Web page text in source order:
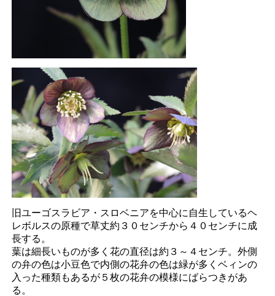
旧ユーゴスラビア・スロベニアを中心に自生しているヘ
レボルスの原種で草丈約３０センチから４０センチに成
長する。
葉は細長いものが多く花の直径は約３～４センチ。外側
の弁の色は小豆色で内側の花弁の色は緑が多くベィンの
入った種類もあるが５枚の花弁の模様にばらつきがあ
る。